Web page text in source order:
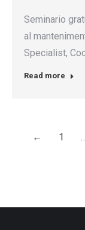
Seminario
al
Specialist,
Read more
← 1